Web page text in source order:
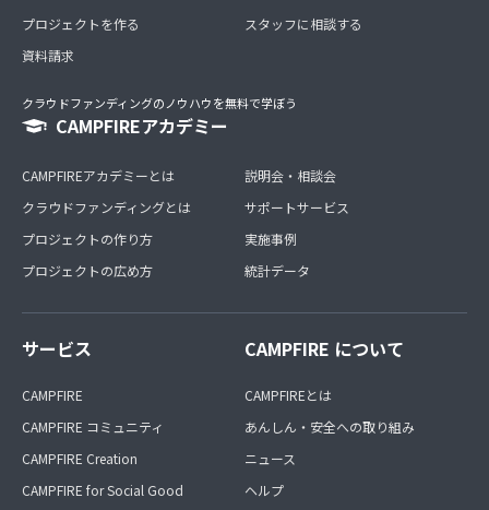
プロジェクトを作る
資料請求
スタッフに相談する
クラウドファンディングのノウハウを無料で学ぼう
CAMPFIREアカデミー
CAMPFIREアカデミーとは
クラウドファンディングとは
プロジェクトの作り方
プロジェクトの広め方
説明会・相談会
サポートサービス
実施事例
統計データ
サービス
CAMPFIRE
CAMPFIRE コミュニティ
CAMPFIRE Creation
CAMPFIRE for Social Good
CAMPFIRE について
CAMPFIREとは
あんしん・安全への取り組み
ニュース
ヘルプ